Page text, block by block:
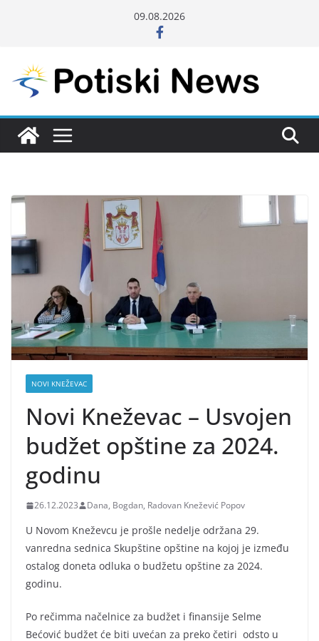
09.08.2026
NOVI KNEŽEVAC
Novi Kneževac – Usvojen
budžet opštine za 2024.
godinu
26.12.2023 Dana, Bogdan, Radovan Knežević Popov
U Novom Kneževcu je prošle nedelje održana 29.
vanredna sednica Skupštine opštine na kojoj je između
ostalog doneta odluka o budžetu opštine za 2024.
godinu.
Po rečimma načelnice za budžet i finansije Selme
Bećović budžet će biti uvećan za preko četiri odsto u